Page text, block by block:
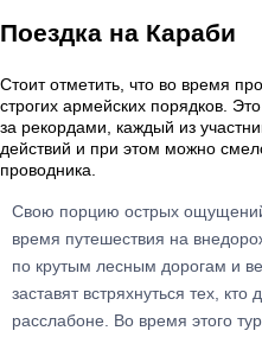
Поездка на Караби
Стоит отметить, что во время
строгих армейских порядков.
за рекордами, каждый из
действий и при этом можно
проводника.
Свою порцию острых
время путешествия на
по крутым лесным дорогам и
заставят встряхнуться тех,
расслабоне. Во время этого